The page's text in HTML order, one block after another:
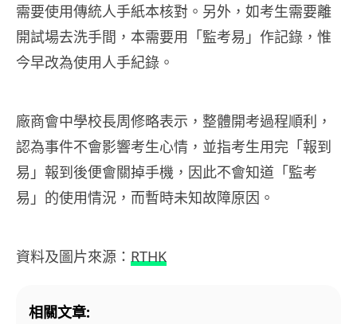
需要使用傳統人手紙本核對。另外，如考生需要離
開試場去洗手間，本需要用「監考易」作記錄，惟
今早改為使用人手紀錄。
廠商會中學校長周修略表示，整體開考過程順利，
認為事件不會影響考生心情，並指考生用完「報到
易」報到後便會關掉手機，因此不會知道「監考
易」的使用情況，而暫時未知故障原因。
資料及圖片來源： RTHK
相關文章: